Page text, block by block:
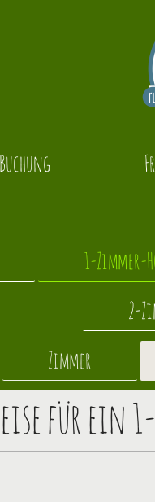
Buchung
1-Zimmer-
2-
Zimmer
für ein